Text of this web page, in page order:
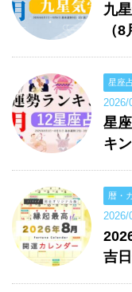
九
（
星座
2026/
星
キ
暦・
2026/
吉